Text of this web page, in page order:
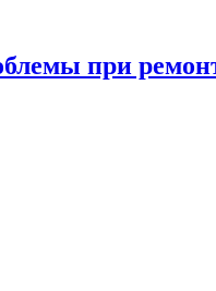
при